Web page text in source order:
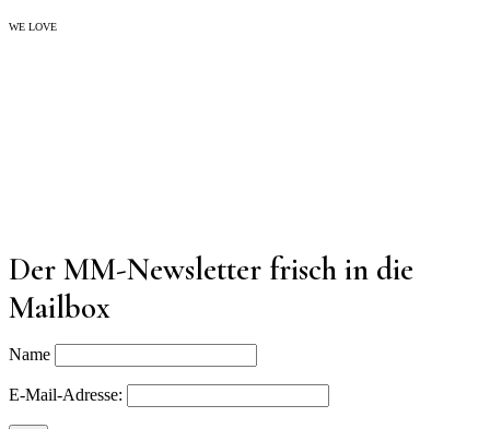
WE LOVE
Der MM-Newsletter frisch in die
Mailbox
Name
E-Mail-Adresse: